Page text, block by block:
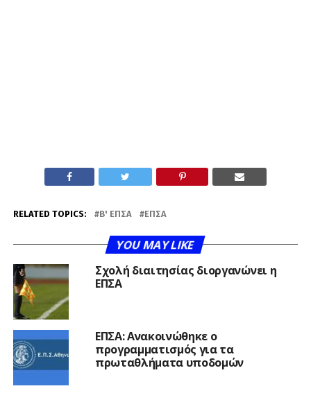
RELATED TOPICS: Β' ΕΠΣΑ ΕΠΣΑ
YOU MAY LIKE
Σχολή διαιτησίας διοργανώνει η
ΕΠΣΑ
ΕΠΣΑ: Ανακοινώθηκε ο
προγραμματισμός για τα
πρωταθλήματα υποδομών